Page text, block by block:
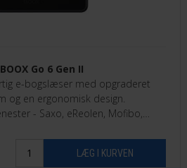
Go 6 Gen II
e-bogslæser med opgraderet
og en ergonomisk design.
- Saxo, eReolen, Mofibo,